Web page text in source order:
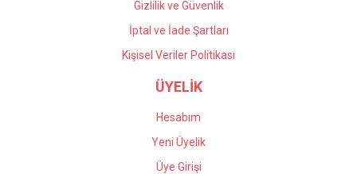
Gizlilik ve Güvenlik
İptal ve İade Şartları
Kişisel Veriler Politikası
ÜYELİK
Hesabım
Yeni Üyelik
Üye Girişi